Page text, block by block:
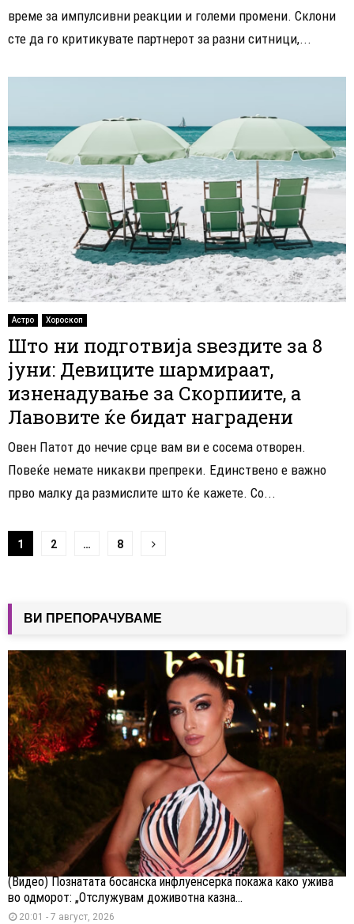
време за импулсивни реакции и големи промени. Склони
сте да го критикувате партнерот за разни ситници,...
Астро Хороскоп
Што ни подготвија ѕвездите за 8
јуни: Девиците шармираат,
изненадување за Скорпиите, а
Лавовите ќе бидат наградени
Овен Патот до нечие срце вам ви е сосема отворен.
Повеќе немате никакви препреки. Единствено е важно
прво малку да размислите што ќе кажете. Со...
Навигација
написи
1 2 … 8
ВИ ПРЕПОРАЧУВАМЕ
(Видео) Познатата босанска инфлуенсерка покажа како ужива
во одморот: „Отслужувам доживотна казна...
20:01 - 7 август, 2026